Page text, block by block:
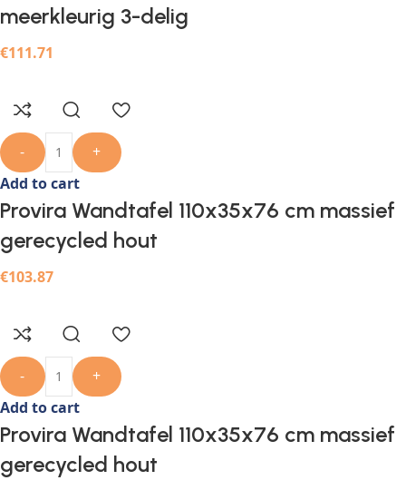
meerkleurig 3-delig
€111.71
-
+
Add to cart
Provira Wandtafel 110x35x76 cm massief
gerecycled hout
€103.87
-
+
Add to cart
Provira Wandtafel 110x35x76 cm massief
gerecycled hout